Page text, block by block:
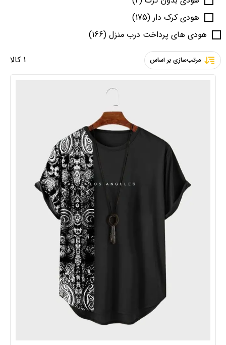
هودی کرک دار (175)
هودی های پرداخت درب منزل (166)
1 کالا
مرتب‌سازی بر اساس